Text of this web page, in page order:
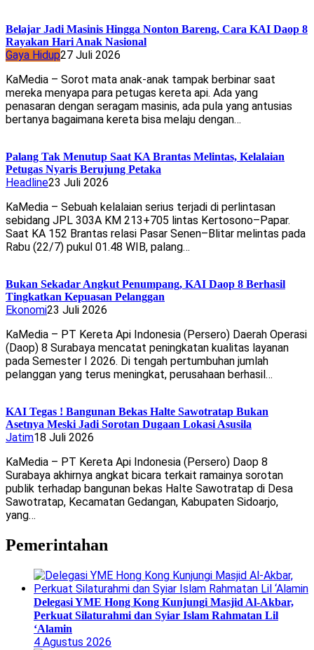
Belajar Jadi Masinis Hingga Nonton Bareng, Cara KAI Daop 8
Rayakan Hari Anak Nasional
Gaya Hidup27 Juli 2026
KaMedia – Sorot mata anak-anak tampak berbinar saat
mereka menyapa para petugas kereta api. Ada yang
penasaran dengan seragam masinis, ada pula yang antusias
bertanya bagaimana kereta bisa melaju dengan…
Palang Tak Menutup Saat KA Brantas Melintas, Kelalaian
Petugas Nyaris Berujung Petaka
Headline23 Juli 2026
KaMedia – Sebuah kelalaian serius terjadi di perlintasan
sebidang JPL 303A KM 213+705 lintas Kertosono–Papar.
Saat KA 152 Brantas relasi Pasar Senen–Blitar melintas pada
Rabu (22/7) pukul 01.48 WIB, palang…
Bukan Sekadar Angkut Penumpang, KAI Daop 8 Berhasil
Tingkatkan Kepuasan Pelanggan
Ekonomi23 Juli 2026
KaMedia – PT Kereta Api Indonesia (Persero) Daerah Operasi
(Daop) 8 Surabaya mencatat peningkatan kualitas layanan
pada Semester I 2026. Di tengah pertumbuhan jumlah
pelanggan yang terus meningkat, perusahaan berhasil…
KAI Tegas ! Bangunan Bekas Halte Sawotratap Bukan
Asetnya Meski Jadi Sorotan Dugaan Lokasi Asusila
Jatim18 Juli 2026
KaMedia – PT Kereta Api Indonesia (Persero) Daop 8
Surabaya akhirnya angkat bicara terkait ramainya sorotan
publik terhadap bangunan bekas Halte Sawotratap di Desa
Sawotratap, Kecamatan Gedangan, Kabupaten Sidoarjo,
yang…
Pemerintahan
Delegasi YME Hong Kong Kunjungi Masjid Al-Akbar,
Perkuat Silaturahmi dan Syiar Islam Rahmatan Lil
‘Alamin
4 Agustus 2026